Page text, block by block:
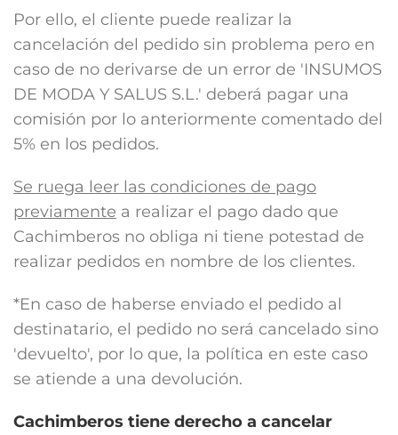
Por ello, el cliente puede realizar la
cancelación del pedido sin problema pero en
caso de no derivarse de un error de 'INSUMOS
DE MODA Y SALUS S.L.' deberá pagar una
comisión por lo anteriormente comentado del
5% en los pedidos.
Se ruega leer las condiciones de pago
previamente a realizar el pago dado que
Cachimberos no obliga ni tiene potestad de
realizar pedidos en nombre de los clientes.
*En caso de haberse enviado el pedido al
destinatario, el pedido no será cancelado sino
'devuelto', por lo que, la política en este caso
se atiende a una devolución.
Cachimberos tiene derecho a cancelar